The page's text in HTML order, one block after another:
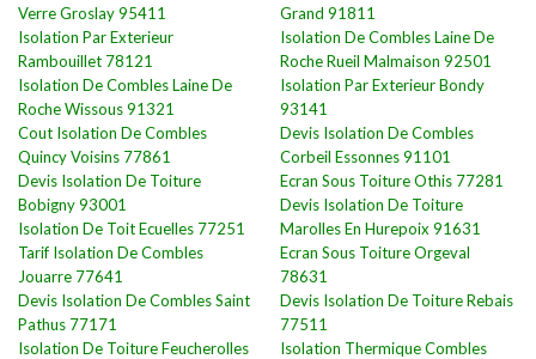
Verre Groslay 95411
Isolation Par Exterieur
Rambouillet 78121
Isolation De Combles Laine De
Roche Wissous 91321
Cout Isolation De Combles
Quincy Voisins 77861
Devis Isolation De Toiture
Bobigny 93001
Isolation De Toit Ecuelles 77251
Tarif Isolation De Combles
Jouarre 77641
Devis Isolation De Combles Saint
Pathus 77171
Isolation De Toiture Feucherolles
Grand 91811
Isolation De Combles Laine De
Roche Rueil Malmaison 92501
Isolation Par Exterieur Bondy
93141
Devis Isolation De Combles
Corbeil Essonnes 91101
Ecran Sous Toiture Othis 77281
Devis Isolation De Toiture
Marolles En Hurepoix 91631
Ecran Sous Toiture Orgeval
78631
Devis Isolation De Toiture Rebais
77511
Isolation Thermique Combles